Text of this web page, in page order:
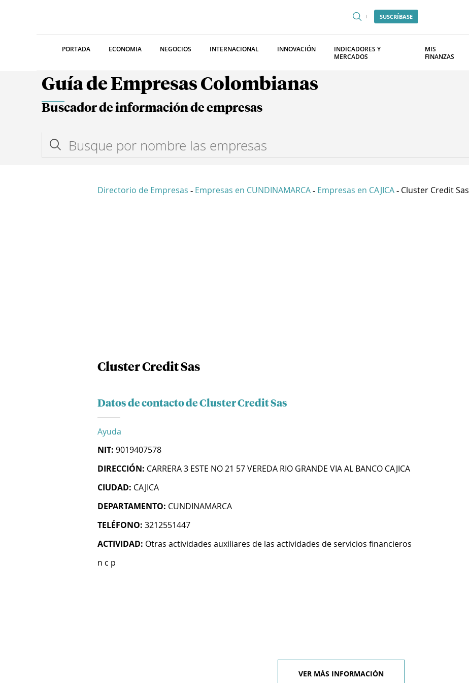
SUSCRÍBASE
PORTADA ECONOMIA NEGOCIOS INTERNACIONAL INNOVACIÓN
INDICADORES Y
MERCADOS
MIS
FINANZAS
Guía de Empresas Colombianas
Buscador de información de empresas
Directorio de Empresas - Empresas en CUNDINAMARCA - Empresas en CAJICA - Cluster Credit Sas
Cluster Credit Sas
Datos de contacto de Cluster Credit Sas
Ayuda
NIT: 9019407578
DIRECCIÓN: CARRERA 3 ESTE NO 21 57 VEREDA RIO GRANDE VIA AL BANCO CAJICA
CIUDAD: CAJICA
DEPARTAMENTO: CUNDINAMARCA
TELÉFONO: 3212551447
ACTIVIDAD: Otras actividades auxiliares de las actividades de servicios financieros
n c p
VER MÁS INFORMACIÓN